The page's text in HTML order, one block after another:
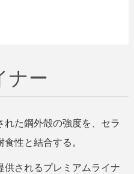
ナー
た鋼外殻の強度を、セラ
性と結合する。
供されるプレミアムライナ